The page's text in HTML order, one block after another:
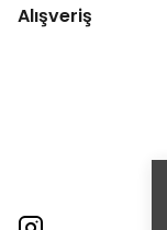
Alışveriş